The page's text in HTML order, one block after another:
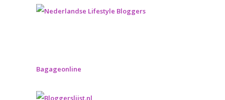
Bagageonline